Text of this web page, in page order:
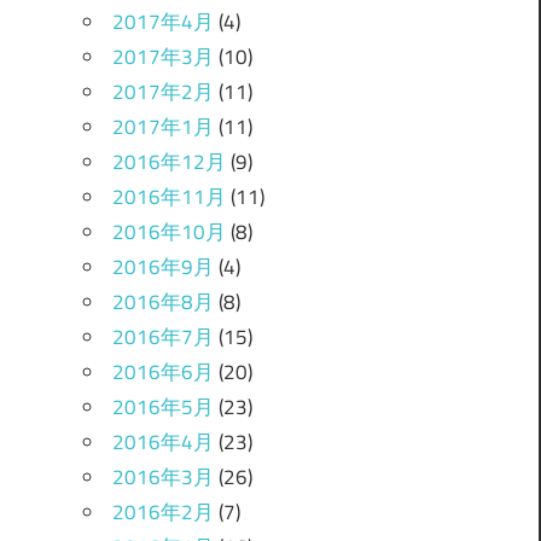
2017年4月 (4)
2017年3月 (10)
2017年2月 (11)
2017年1月 (11)
2016年12月 (9)
2016年11月 (11)
2016年10月 (8)
2016年9月 (4)
2016年8月 (8)
2016年7月 (15)
2016年6月 (20)
2016年5月 (23)
2016年4月 (23)
2016年3月 (26)
2016年2月 (7)